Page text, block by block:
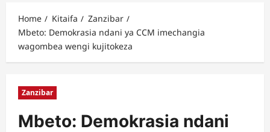
Home Kitaifa
Zanzibar
Mbeto: Demokrasia ndani ya CCM imechangia
wagombea wengi kujitokeza
Zanzibar
Mbeto: Demokrasia ndani